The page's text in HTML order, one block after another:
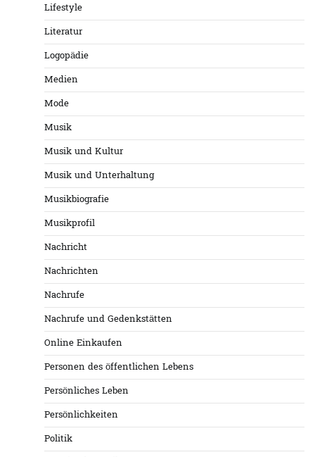
Lifestyle
Literatur
Logopädie
Medien
Mode
Musik
Musik und Kultur
Musik und Unterhaltung
Musikbiografie
Musikprofil
Nachricht
Nachrichten
Nachrufe
Nachrufe und Gedenkstätten
Online Einkaufen
Personen des öffentlichen Lebens
Persönliches Leben
Persönlichkeiten
Politik